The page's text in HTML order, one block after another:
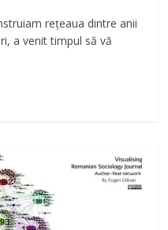
rețeaua dintre anii
a venit timpul să vă